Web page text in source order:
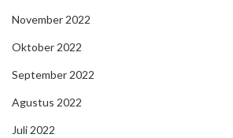
November 2022
Oktober 2022
September 2022
Agustus 2022
Juli 2022